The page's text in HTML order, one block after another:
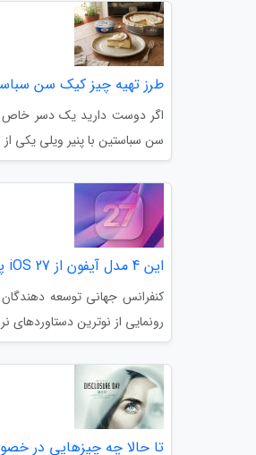
طرز تهیه چیز کیک سن
اگر دوست دارید یک دسر خاص
سن سباستین با پنیر ویلی یکی
این 4 مدل آیفون از iOS 27 پشتیبانی نخواهند کرد
رونمایی از نوترین دستاوردهای